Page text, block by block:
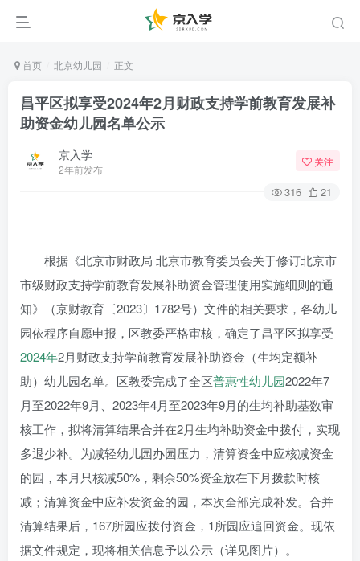
首页 北京幼儿园 正文
昌平区拟享受2024年2月财政支持学前教育发展补
助资金幼儿园名单公示
京入学
2年前发布
关注
316 21
根据《北京市财政局 北京市教育委员会关于修订北京市
市级财政支持学前教育发展补助资金管理使用实施细则的通
知》（京财教育〔2023〕1782号）文件的相关要求，各幼儿
园依程序自愿申报，区教委严格审核，确定了昌平区拟享受
2024年2月财政支持学前教育发展补助资金（生均定额补
助）幼儿园名单。区教委完成了全区普惠性幼儿园2022年7
月至2022年9月、2023年4月至2023年9月的生均补助基数审
核工作，拟将清算结果合并在2月生均补助资金中拨付，实现
多退少补。为减轻幼儿园办园压力，清算资金中应核减资金
的园，本月只核减50%，剩余50%资金放在下月拨款时核
减；清算资金中应补发资金的园，本次全部完成补发。合并
清算结果后，167所园应拨付资金，1所园应追回资金。现依
据文件规定，现将相关信息予以公示（详见图片）。